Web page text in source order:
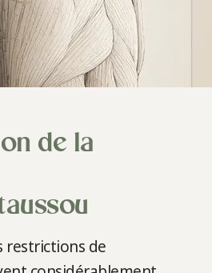
de la
restrictions de